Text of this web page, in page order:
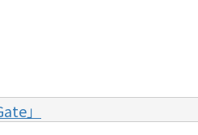
」